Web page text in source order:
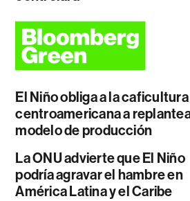
El Niño obliga a la caficultura
centroamericana a
modelo de producción
La ONU advierte que El Niño
podría agravar el hambre en
América Latina y el Caribe